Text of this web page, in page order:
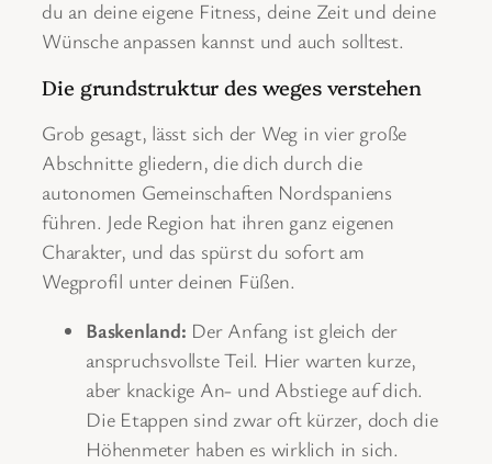
du an deine eigene Fitness, deine Zeit und deine
Wünsche anpassen kannst und auch solltest.
Die grundstruktur des weges verstehen
Grob gesagt, lässt sich der Weg in vier große
Abschnitte gliedern, die dich durch die
autonomen Gemeinschaften Nordspaniens
führen. Jede Region hat ihren ganz eigenen
Charakter, und das spürst du sofort am
Wegprofil unter deinen Füßen.
Baskenland: Der Anfang ist gleich der
anspruchsvollste Teil. Hier warten kurze,
aber knackige An- und Abstiege auf dich.
Die Etappen sind zwar oft kürzer, doch die
Höhenmeter haben es wirklich in sich.